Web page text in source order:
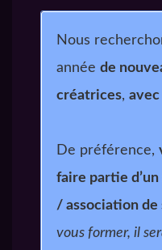
êtes crédités
Nous
année de
créatrices, avec
De préférence,
faire partie
/ association de
vous former, il